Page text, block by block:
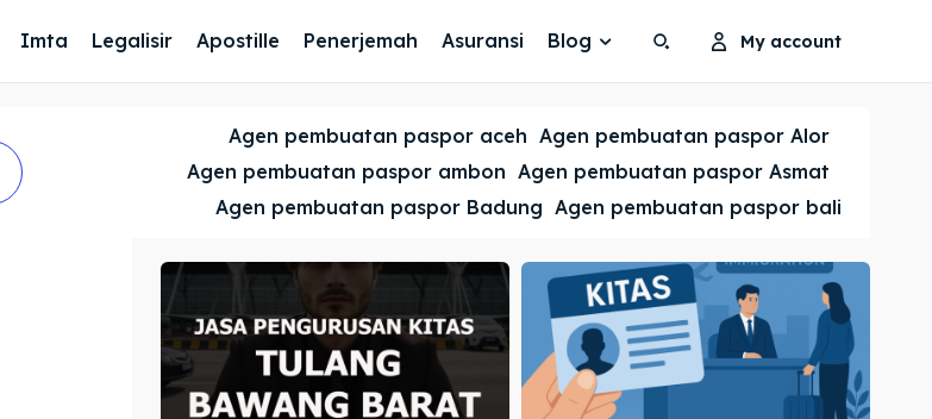
Imta Legalisir Apostille Penerjemah Asuransi Blog My account
Agen pembuatan paspor aceh Agen pembuatan paspor Alor
Agen pembuatan paspor ambon Agen pembuatan paspor Asmat
Agen pembuatan paspor Badung Agen pembuatan paspor bali